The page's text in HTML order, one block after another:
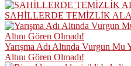
SAHİLLERDE TEMİZLİK
Yarışma Adı Altında Vurgun Mu
Altını Gören Olmadı!